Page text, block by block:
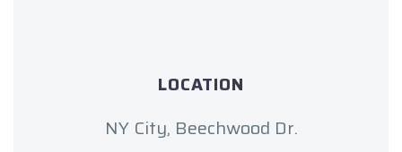
LOCATION
NY City, Beechwood Dr.